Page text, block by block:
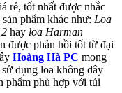
rẻ, tốt nhất được nhắc
phẩm khác như: Loa
hay loa Harman
được phản hồi tốt từ đại
Hoàng Hà PC mong
dụng loa không dây
phẩm phù hợp với túi